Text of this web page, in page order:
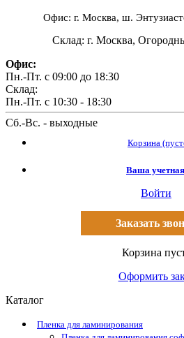
Офис: г. Москва, ш.
Склад: г. Москва,
Офис:
Пн.-Пт. с 09:00 до 18:30
Склад:
Пн.-Пт. с 10:30 - 18:30
Сб.-Вс. - выходные
Корзина
Ваша
Войти
Заказать
Корзина
Оформить
Каталог
Пленка для ламинирования